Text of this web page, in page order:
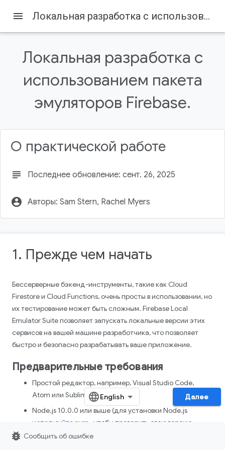
Firebase Firebase Codelabs
1. Прежде чем начать
Предварительные требования
Что вы будете делать
Получите исходный код
menu Локальная разработка с использованием пакета эмуляторов Firebase.
Локальная разработка с
использованием пакета
эмуляторов Firebase.
О практической работе
subject Последнее обновление: сент. 26, 2025
account_circle Авторы: Sam Stern, Rachel Myers
1. Прежде чем начать
Бессерверные бэкенд-инструменты, такие как Cloud
Firestore и Cloud Functions, очень просты в использовании, но
их тестирование может быть сложным. Firebase Local
Emulator Suite позволяет запускать локальные версии этих
сервисов на вашей машине разработчика, что позволяет
быстро и безопасно разрабатывать ваше приложение.
Предварительные требования
Простой редактор, например, Visual Studio Code,
Atom или Sublime Text.
Node.js 10.0.0 или выше (для установки Node.js
используйте nvm , чтобы проверить свою версию,
выполните команду
Далее
bug_report Сообщить об ошибке